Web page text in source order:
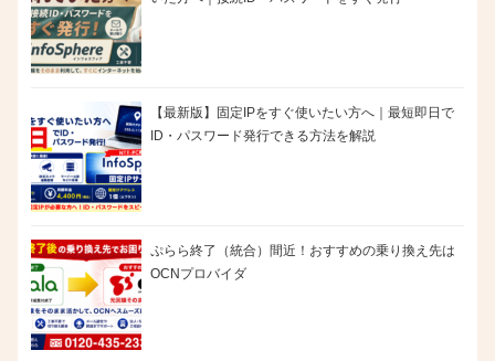
【最新版】固定IPをすぐ使いたい方へ｜最短即日で
ID・パスワード発行できる方法を解説
ぷらら終了（統合）間近！おすすめの乗り換え先は
OCNプロバイダ